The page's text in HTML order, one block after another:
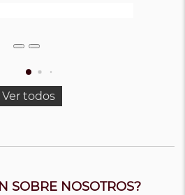
Ver todos
SOBRE NOSOTROS?